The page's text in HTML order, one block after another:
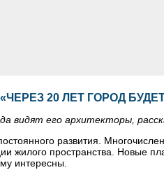
20 ЛЕТ ГОРОД
видят его архитекторы,
развития.
жилого пространства. Новые
интересны.